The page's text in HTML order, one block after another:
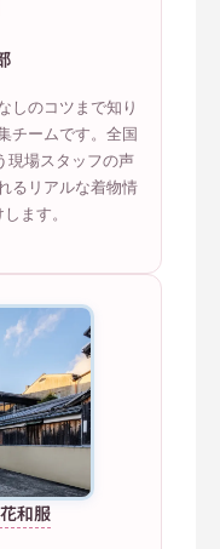
しのコツまで知り
チームです。全国
現場スタッフの声
るリアルな着物情
ます。
和服